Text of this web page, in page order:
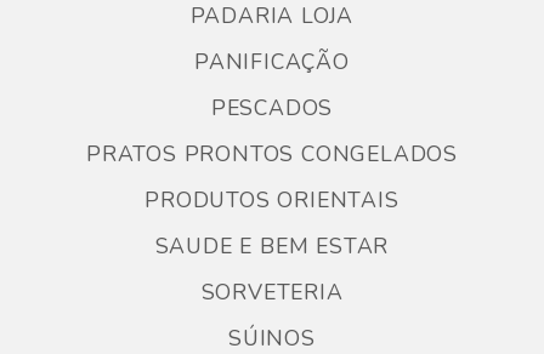
PADARIA LOJA
PANIFICAÇÃO
PESCADOS
PRATOS PRONTOS CONGELADOS
PRODUTOS ORIENTAIS
SAUDE E BEM ESTAR
SORVETERIA
SÚINOS